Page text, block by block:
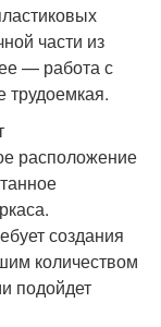
части из
— работа с
трудоемкая.
расположение
создания
количеством
подойдет